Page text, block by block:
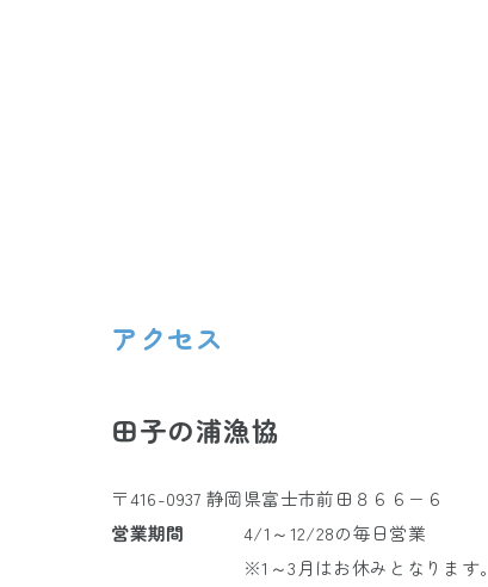
アクセス
田子の浦漁協
〒416-0937 静岡県富士市前田８６６−６
営業期間
4/1～12/28の毎日営業
※1～3月はお休みとなります。